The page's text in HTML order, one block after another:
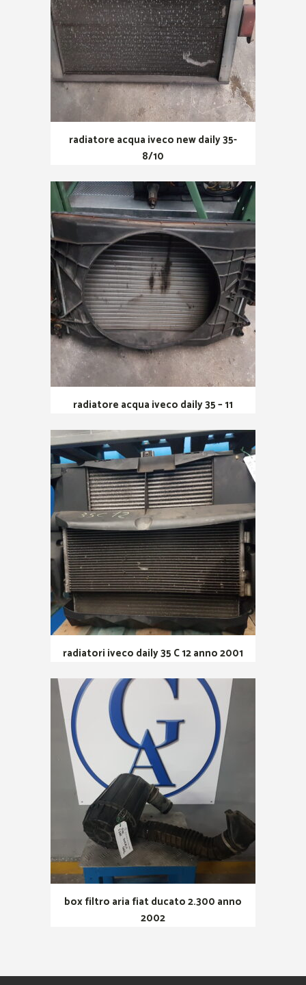
radiatore acqua iveco new daily 35-
8/10
radiatore acqua iveco daily 35 – 11
radiatori iveco daily 35 C 12 anno 2001
box filtro aria fiat ducato 2.300 anno
2002